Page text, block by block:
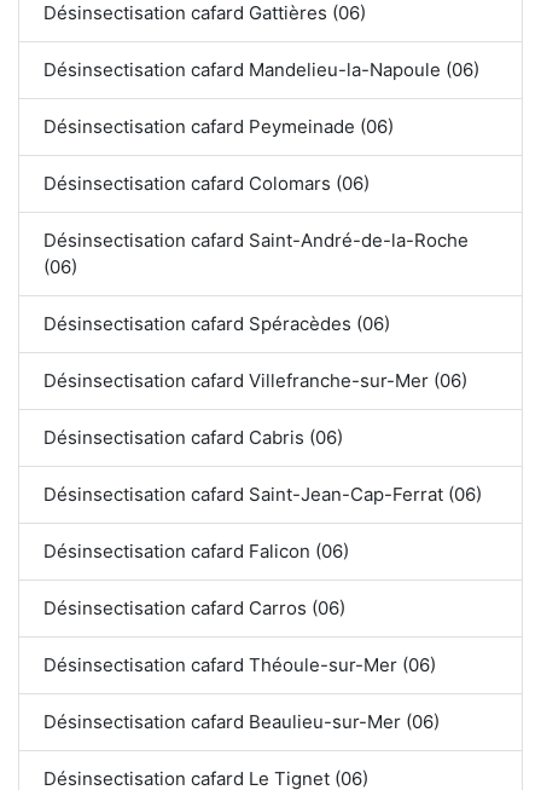
Désinsectisation cafard Gattières (06)
Désinsectisation cafard Mandelieu-la-Napoule (06)
Désinsectisation cafard Peymeinade (06)
Désinsectisation cafard Colomars (06)
Désinsectisation cafard Saint-André-de-la-Roche
(06)
Désinsectisation cafard Spéracèdes (06)
Désinsectisation cafard Villefranche-sur-Mer (06)
Désinsectisation cafard Cabris (06)
Désinsectisation cafard Saint-Jean-Cap-Ferrat (06)
Désinsectisation cafard Falicon (06)
Désinsectisation cafard Carros (06)
Désinsectisation cafard Théoule-sur-Mer (06)
Désinsectisation cafard Beaulieu-sur-Mer (06)
Désinsectisation cafard Le Tignet (06)